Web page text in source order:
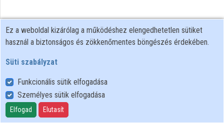
Felhasználói szabályzat
Adatkezelési tájékoztató
Süti szabályzat
Ez a weboldal kizárólag a működéshez elengedhetetlen sütiket
használ a biztonságos és zökkenőmentes böngészés érdekében.
Süti szabályzat
Funkcionális sütik elfogadása
Személyes sütik elfogadása
Elfogad Elutasít